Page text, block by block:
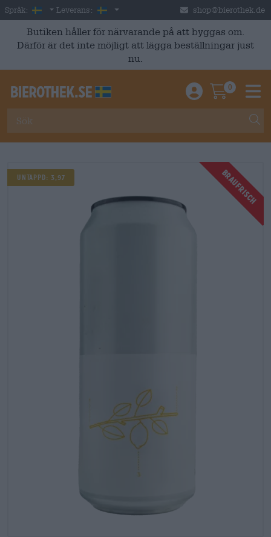
Skip to main content
Språk: Swedish
Leverans: Sverige shop@bierothek.de
Butiken håller för närvarande på att byggas om.
Därför är det inte möjligt att lägga beställningar just
nu.
Einloggen /
0
Braufrisch
UNTAPPD: 3,97